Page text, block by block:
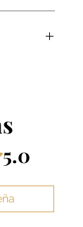
a compra,
5.0